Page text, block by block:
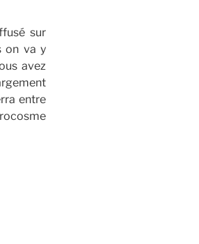
sur
on va y
avez
entre